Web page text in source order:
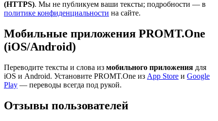
(HTTPS). Мы не публикуем ваши тексты; подробности — в
политике конфиденциальности на сайте.
Мобильные приложения PROMT.One
(iOS/Android)
Переводите тексты и слова из мобильного приложения для
iOS и Android. Установите PROMT.One из App Store и Google
Play — переводы всегда под рукой.
Отзывы пользователей